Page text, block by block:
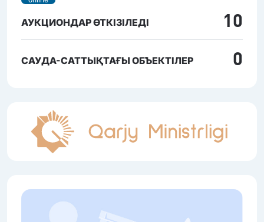
АУКЦИОНДАР ӨТКІЗІЛЕДІ 10
САУДА-САТТЫҚТАҒЫ ОБЪЕКТІЛЕР 0